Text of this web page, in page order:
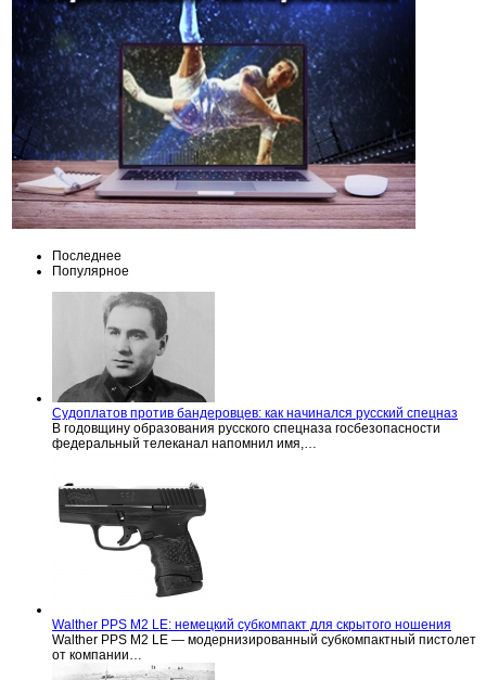
Последнее
Популярное
Судоплатов против бандеровцев: как начинался русский спецназ
В годовщину образования русского спецназа госбезопасности
федеральный телеканал напомнил имя,…
Walther PPS M2 LE: немецкий субкомпакт для скрытого ношения
Walther PPS M2 LE — модернизированный субкомпактный пистолет
от компании…